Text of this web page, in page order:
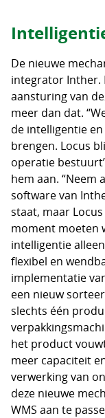
De nieuwe
integrator Inther.
aansturing van
meer dan dat.
de intelligentie
brengen. Locus
operatie
hem aan. “Neem
software van
staat, maar
moment moeten
intelligentie
flexibel en
implementatie
een nieuw
slechts één
het product
meer capaciteit
verwerking van
deze nieuwe
WMS aan te